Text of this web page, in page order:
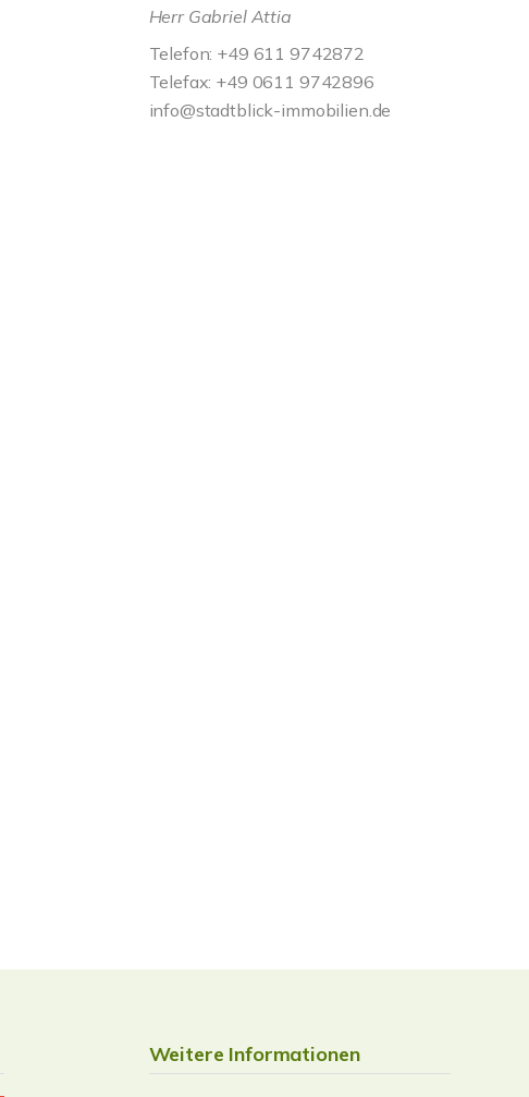
Herr Gabriel Attia
Telefon: +49 611 9742872
Telefax: +49 0611 9742896
info@stadtblick-immobilien.de
Weitere Informationen